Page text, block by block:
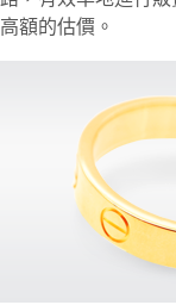
高額的估價。